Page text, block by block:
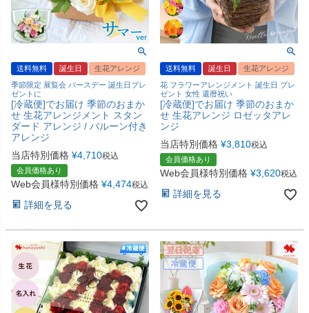
送料無料 誕生日
生花アレンジ
季節限定 展覧会 バースデー 誕生日プレ
ゼントに
[冷蔵便]でお届け 季節のおまか
せ 生花アレンジメント スタン
ダード アレンジ / バルーン付き
アレンジ
当店特別価格 ¥4,710税込
会員価格あり
Web会員様特別価格 ¥4,474税込
詳細を見る
送料無料 誕生日
生花アレンジ
花 フラワーアレンジメント 誕生日 プレ
ゼント 女性 還暦祝い
[冷蔵便]でお届け 季節のおまか
せ 生花アレンジ ロゼッタアレ
ンジ
当店特別価格 ¥3,810税込
会員価格あり
Web会員様特別価格 ¥3,620税込
詳細を見る